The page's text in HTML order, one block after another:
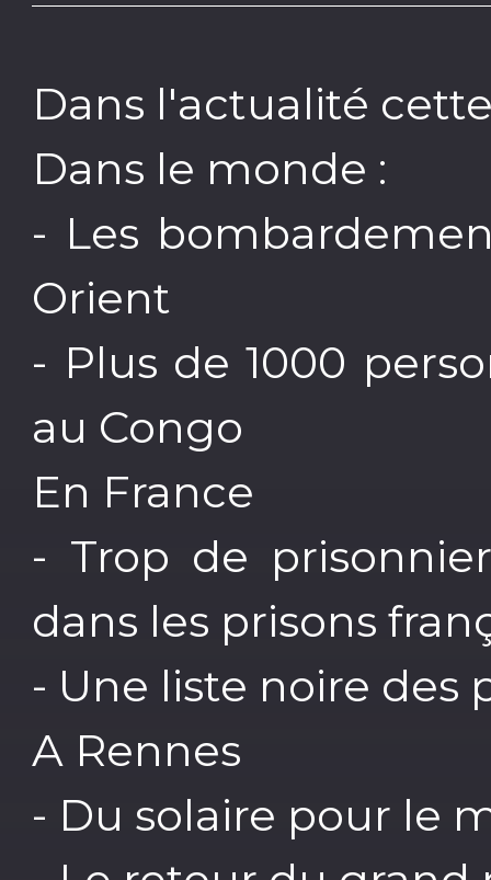
Dans l'actualité
Dans le monde :
- Les
Orient
- Plus de 1000
au Congo
En France
- Trop de
dans les prisons
- Une liste noire des
A Rennes
- Du solaire pour le